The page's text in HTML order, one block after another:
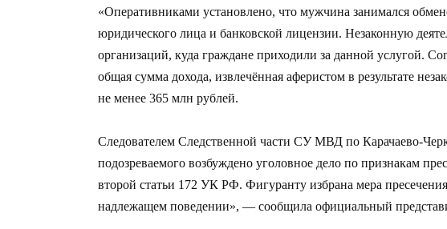
«Оперативниками установлено, что мужчина занимался
юридического лица и банковской лицензии. Незаконную
организаций, куда граждане приходили за данной услугой.
общая сумма дохода, извлечённая аферистом в результате
не менее 365 млн рублей.
Следователем Следственной части СУ МВД по Карачаево-
подозреваемого возбуждено уголовное дело по признакам
второй статьи 172 УК РФ. Фигуранту избрана мера
надлежащем поведении», — сообщила официальный